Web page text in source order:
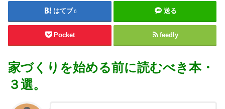
はてブ6 送る
Pocket feedly
家づくりを始める前に読むべき本・
３選。